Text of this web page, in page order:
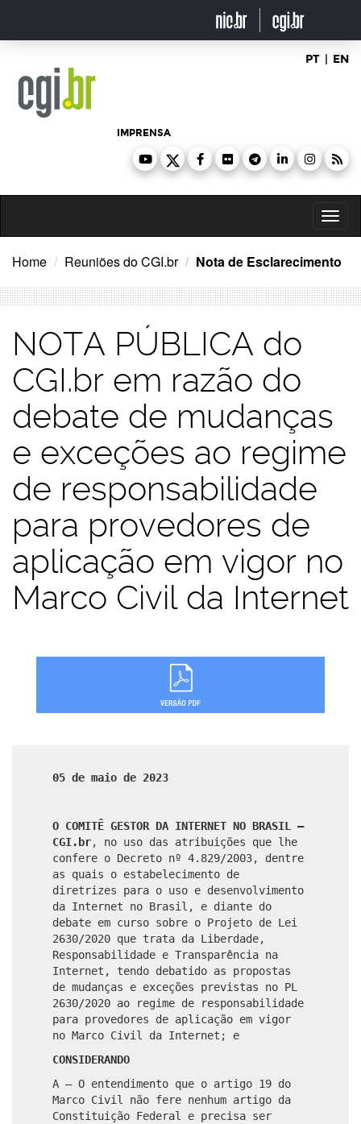
o
PT | EN
IMPRENSA
Home Reuniões do CGI.br Nota de Esclarecimento
NOTA PÚBLICA do
CGI.br em razão do
debate de mudanças
e exceções ao regime
de responsabilidade
para provedores de
aplicação em vigor no
Marco Civil da Internet
05 de maio de 2023
O COMITÊ GESTOR DA INTERNET NO BRASIL –
CGI.br, no uso das atribuições que lhe
confere o Decreto nº 4.829/2003, dentre
as quais o estabelecimento de
diretrizes para o uso e desenvolvimento
da Internet no Brasil, e diante do
debate em curso sobre o Projeto de Lei
2630/2020 que trata da Liberdade,
Responsabilidade e Transparência na
Internet, tendo debatido as propostas
de mudanças e exceções previstas no PL
2630/2020 ao regime de responsabilidade
para provedores de aplicação em vigor
no Marco Civil da Internet; e
CONSIDERANDO
A – O entendimento que o artigo 19 do
Marco Civil não fere nenhum artigo da
Constituição Federal e precisa ser